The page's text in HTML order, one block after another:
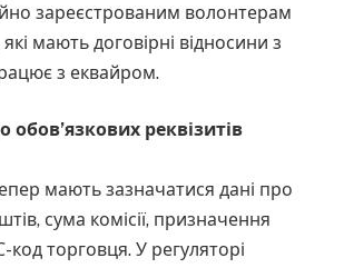
зареєстрованим волонтерам
мають договірні відносини з
з еквайром.
обов’язкових реквізитів
мають зазначатися дані про
сума комісії, призначення
торговця. У регуляторі